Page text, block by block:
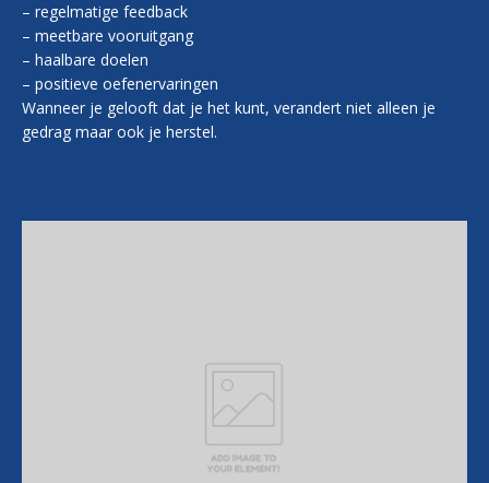
– regelmatige feedback
– meetbare vooruitgang
– haalbare doelen
– positieve oefenervaringen
Wanneer je gelooft dat je het kunt, verandert niet alleen je
gedrag maar ook je herstel.